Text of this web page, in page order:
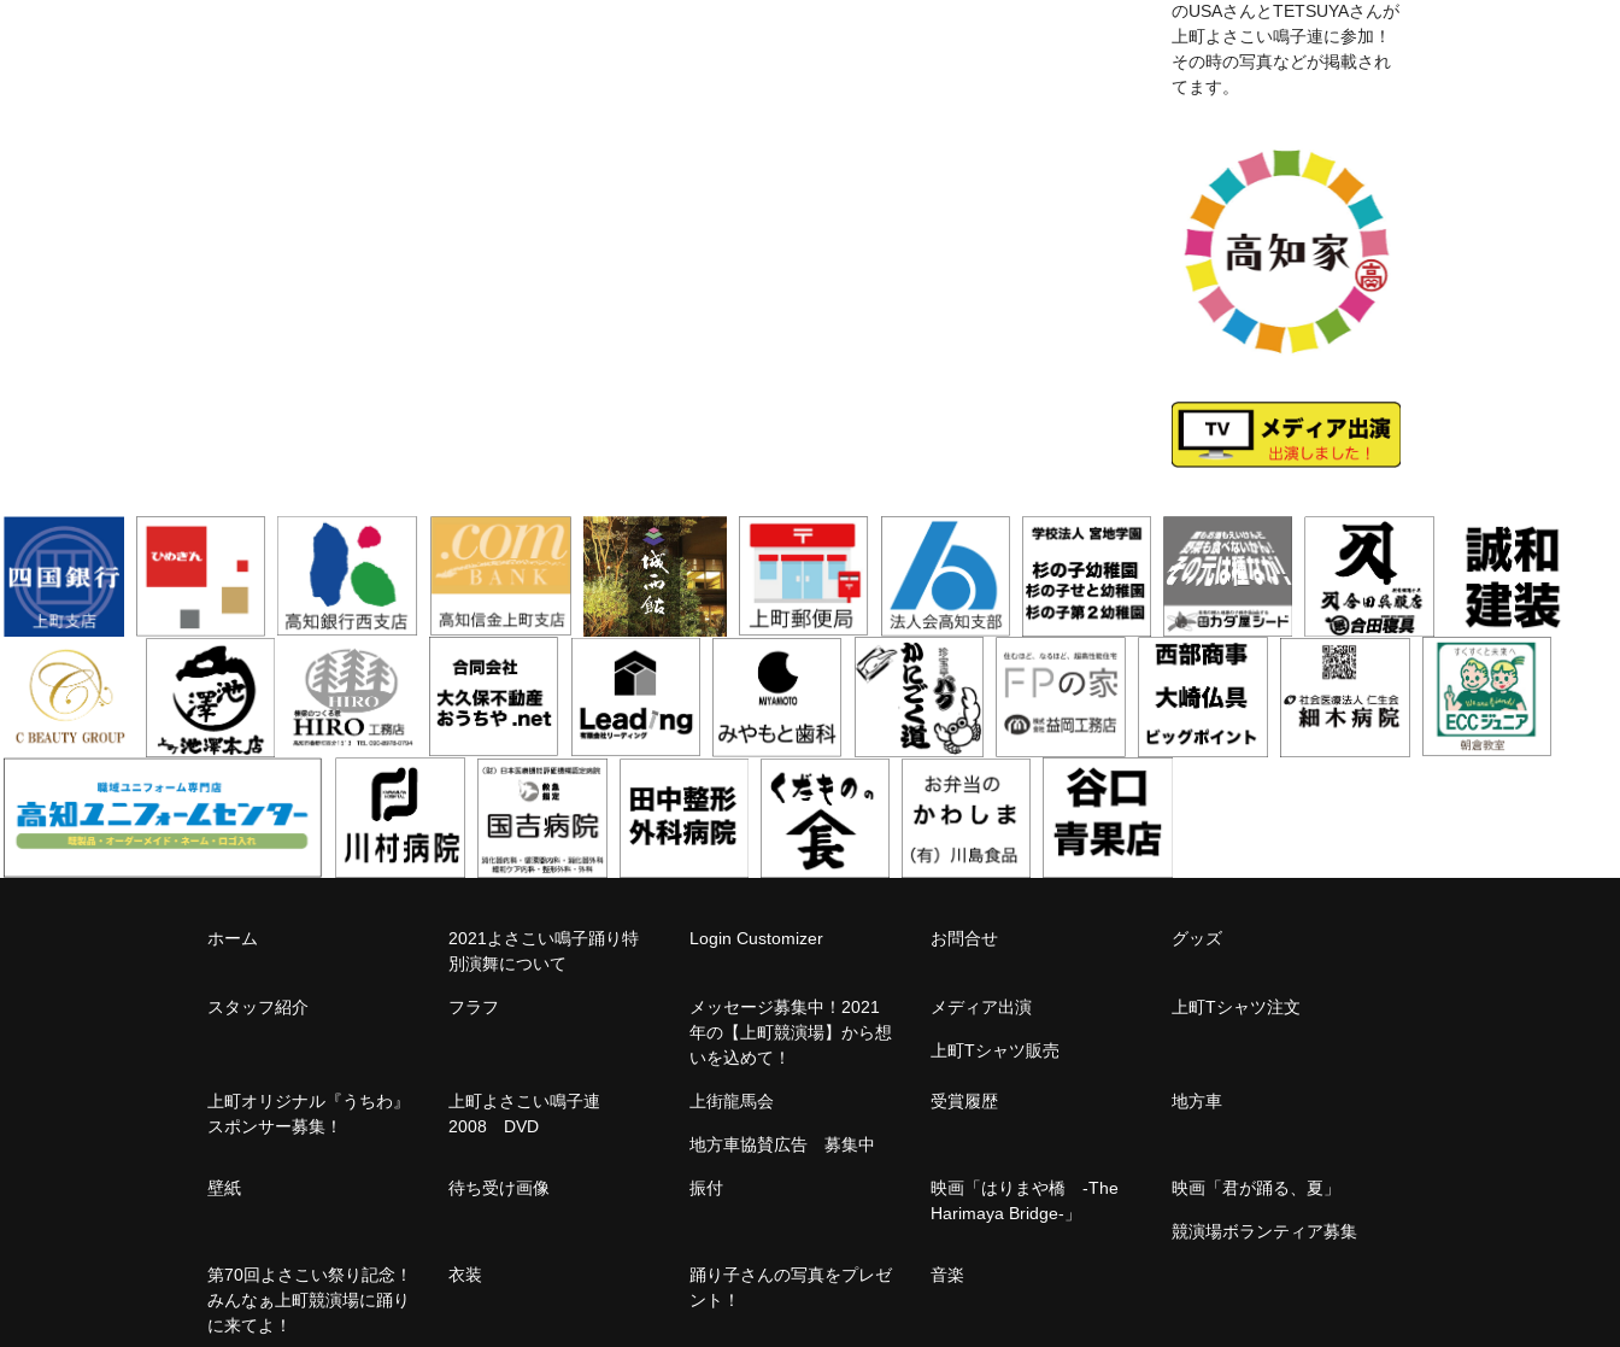
のUSAさんとTETSUYAさんが
上町よさこい鳴子連に参加！
その時の写真などが掲載され
てます。
ホーム
2021よさこい鳴子踊り特
別演舞について
Login Customizer お問合せ グッズ
スタッフ紹介 フラフ
メッセージ募集中！2021
年の【上町競演場】から想
いを込めて！
メディア出演 上町Tシャツ注文
上町Tシャツ販売
上町オリジナル『うちわ』
スポンサー募集！
上町よさこい鳴子連
2008 DVD
上街龍馬会 受賞履歴 地方車
地方車協賛広告 募集中
壁紙 待ち受け画像 振付
映画「はりまや橋 -The
Harimaya Bridge-」
映画「君が踊る、夏」
競演場ボランティア募集
第70回よさこい祭り記念！
みんなぁ上町競演場に踊り
に来てよ！
衣装
踊り子さんの写真をプレゼ
ント！
音楽